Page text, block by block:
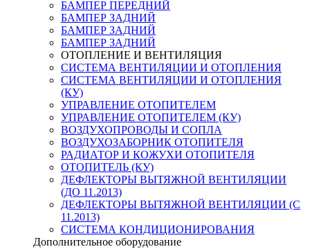
БАМПЕР ПЕРЕДНИЙ
БАМПЕР ЗАДНИЙ
БАМПЕР ЗАДНИЙ
БАМПЕР ЗАДНИЙ
ОТОПЛЕНИЕ И ВЕНТИЛЯЦИЯ
СИСТЕМА ВЕНТИЛЯЦИИ И ОТОПЛЕНИЯ
СИСТЕМА ВЕНТИЛЯЦИИ И ОТОПЛЕНИЯ
(КУ)
УПРАВЛЕНИЕ ОТОПИТЕЛЕМ
УПРАВЛЕНИЕ ОТОПИТЕЛЕМ (КУ)
ВОЗДУХОПРОВОДЫ И СОПЛА
ВОЗДУХОЗАБОРНИК ОТОПИТЕЛЯ
РАДИАТОР И КОЖУХИ ОТОПИТЕЛЯ
ОТОПИТЕЛЬ (КУ)
ДЕФЛЕКТОРЫ ВЫТЯЖНОЙ ВЕНТИЛЯЦИИ
(ДО 11.2013)
ДЕФЛЕКТОРЫ ВЫТЯЖНОЙ ВЕНТИЛЯЦИИ (С
11.2013)
СИСТЕМА КОНДИЦИОНИРОВАНИЯ
Дополнительное оборудование